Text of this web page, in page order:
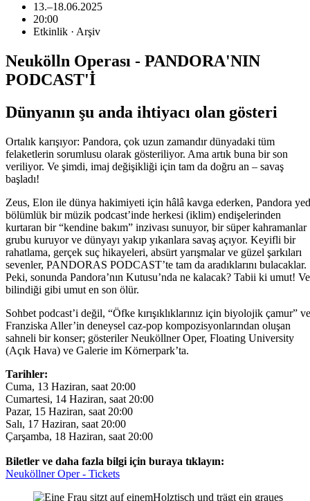
13.–18.06.2025
20:00
Etkinlik · Arşiv
Neukölln Operası - PANDORA'NIN
PODCAST'İ
Dünyanın şu anda ihtiyacı olan gösteri
Ortalık karışıyor: Pandora, çok uzun zamandır dünyadaki tüm
felaketlerin sorumlusu olarak gösteriliyor. Ama artık buna bir son
veriliyor. Ve şimdi, imaj değişikliği için tam da doğru an – savaş
başladı!
Zeus, Elon ile dünya hakimiyeti için hâlâ kavga ederken, Pandora
bölümlük bir müzik podcast’inde herkesi (iklim) endişelerinden
kurtaran bir “kendine bakım” inzivası sunuyor, bir süper kahramanlar
grubu kuruyor ve dünyayı yakıp yıkanlara savaş açıyor. Keyifli bir
rahatlama, gerçek suç hikayeleri, absürt yarışmalar ve güzel şarkıları
sevenler, PANDORAS PODCAST’te tam da aradıklarını bulacaklar.
Peki, sonunda Pandora’nın Kutusu’nda ne kalacak? Tabii ki umut! Ve
bilindiği gibi umut en son ölür.
Sohbet podcast’i değil, “Öfke kırışıklıklarınız için biyolojik çamur” ve
Franziska Aller’in deneysel caz-pop kompozisyonlarından oluşan
sahneli bir konser; gösteriler Neuköllner Oper, Floating University
(Açık Hava) ve Galerie im Körnerpark’ta.
Tarihler:
Cuma, 13 Haziran, saat 20:00
Cumartesi, 14 Haziran, saat 20:00
Pazar, 15 Haziran, saat 20:00
Salı, 17 Haziran, saat 20:00
Çarşamba, 18 Haziran, saat 20:00
Biletler ve daha fazla bilgi için buraya tıklayın:
Neuköllner Oper - Tickets